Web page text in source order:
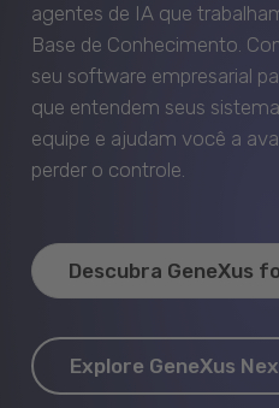
agentes de IA que
Base de Conhecimento.
seu software empresarial
que entendem seus
equipe e ajudam você a
perder o controle.
Descubra GeneXus
Explore GeneXus